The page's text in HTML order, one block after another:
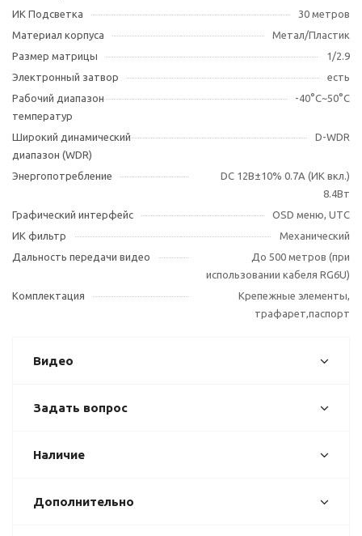
ИК Подсветка
30 метров
Материал корпуса
Метал/Пластик
Размер матрицы
1/2.9
Электронный затвор
есть
Рабочий диапазон
температур
-40°С~50°С
Широкий динамический
диапазон (WDR)
D-WDR
Энергопотребление
DC 12В±10% 0.7А (ИК вкл.)
8.4Вт
Графический интерфейс
OSD меню, UTC
ИК фильтр
Механический
Дальность передачи видео
До 500 метров (при
использовании кабеля RG6U)
Комплектация
Крепежные элементы,
трафарет,паспорт
Видео
Задать вопрос
Наличие
Дополнительно